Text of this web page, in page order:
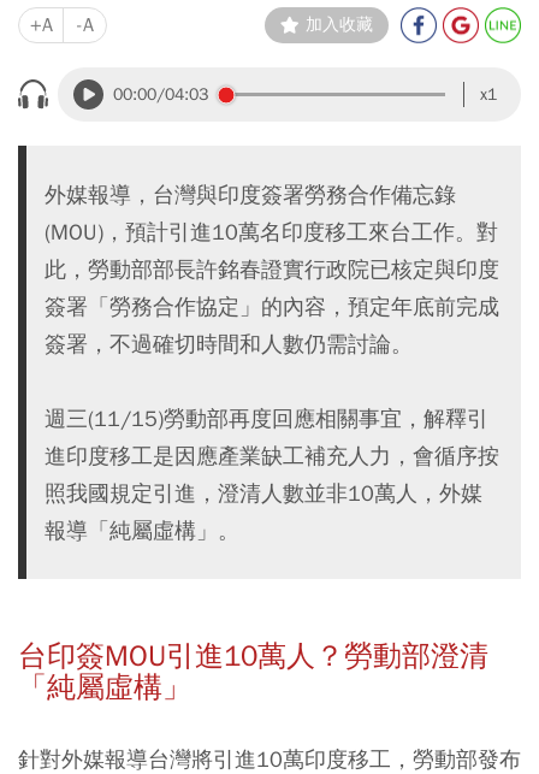
+A -A 加入收藏
00:00/04:03 x1
外媒報導，台灣與印度簽署勞務合作備忘錄
(MOU)，預計引進10萬名印度移工來台工作。對
此，勞動部部長許銘春證實行政院已核定與印度
簽署「勞務合作協定」的內容，預定年底前完成
簽署，不過確切時間和人數仍需討論。
週三(11/15)勞動部再度回應相關事宜，解釋引
進印度移工是因應產業缺工補充人力，會循序按
照我國規定引進，澄清人數並非10萬人，外媒
報導「純屬虛構」。
台印簽MOU引進10萬人？勞動部澄清
「純屬虛構」
針對外媒報導台灣將引進10萬印度移工，勞動部發布